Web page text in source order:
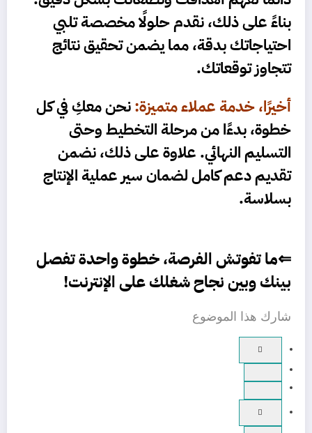
بناءً على ذلك، نقدم حلولًا مخصصة تلبي
احتياجاتك بدقة، مما يضمن تحقيق نتائج
تتجاوز توقعاتك.
أخيرًا، خدمة عملاء متميزة:نحن معكِ في كل
خطوة، بدءًا من مرحلة التخطيط وحتى
التسليم النهائي. علاوة على ذلك، نضمن
تقديم دعم كامل لضمان سير عملية الإنتاج
بسلاسة.
⇐ما تفوتش الفرصة، خطوة واحدة تفصل
بينك وبين نجاح شغلك على الإنترنت!
شارك هذا الموضوع